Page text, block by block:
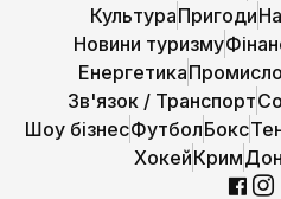
КультураПригоди
Новини туризму
Енергетика
Зв'язок / Транспорт
Шоу бізнесФутболБокс
ХокейКрим